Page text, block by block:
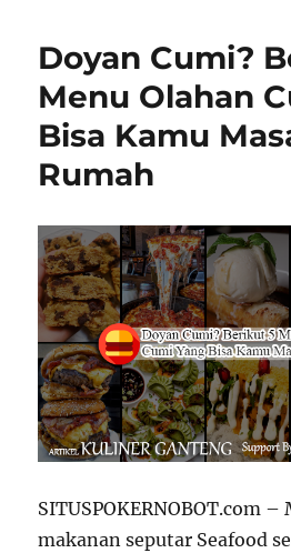
Doyan Cumi?
Menu Olahan
Bisa Kamu
Rumah
SITUSPOKERNOBOT.com –
makanan seputar Seafood